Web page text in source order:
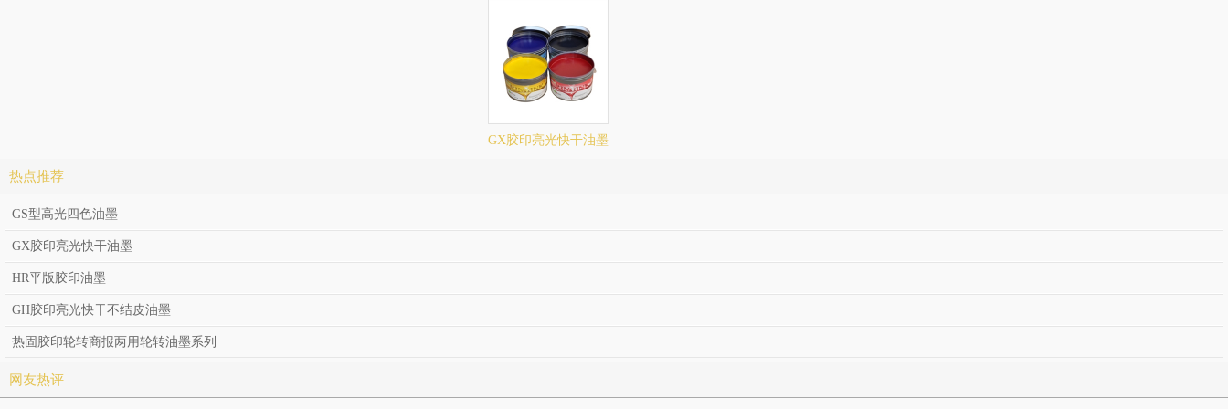
GX胶印亮光快干油墨
热点推荐
GS型高光四色油墨
GX胶印亮光快干油墨
HR平版胶印油墨
GH胶印亮光快干不结皮油墨
热固胶印轮转商报两用轮转油墨系列
网友热评